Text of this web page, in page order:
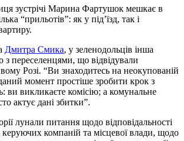
зустрічі Марина Фартушок мешкає в
“прильотів”: як у під’їзд, так і
Дмитра Смика, у зеленодольців інша
з переселенцями, що відвідували
Розі. “Ви знаходитесь на неокупованій
момент простіше зробити крок з
ви викликаєте комісію; а комунальне
актує дані збитки”.
лунали питання щодо відповідальності
компаній та місцевої влади, щодо